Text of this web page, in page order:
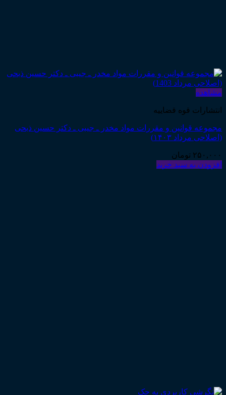
مشاهده
انتشارات قوه قضاییه
مجموعه قوانین و مقررات مواد مخدر ـ جیبی ـ دکتر حسین ذبحی
(اصلاحی مرداد ۱۴۰۳)
۲۵۰,۰۰۰ تومان
افزودن به سبد خرید